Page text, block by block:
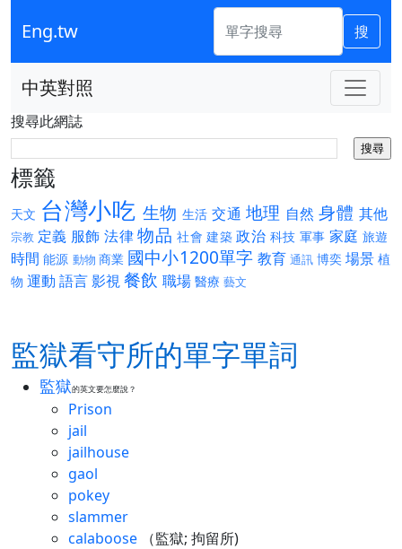
Eng.tw 搜
中英對照
搜尋此網誌
標籤
天文 台灣小吃 生物 生活 交通 地理 自然 身體 其他
宗教 定義 服飾 法律物品 社會 建築 政治 科技 軍事 家庭 旅遊
時間 能源 動物 商業 國中小1200單字 教育 通訊 博奕 場景 植
物 運動 語言影視餐飲 職場 醫療 藝文
監獄看守所的單字單詞
監獄的英文要怎麼說？
Prison
jail
jailhouse
gaol
pokey
slammer
calaboose （監獄; 拘留所)